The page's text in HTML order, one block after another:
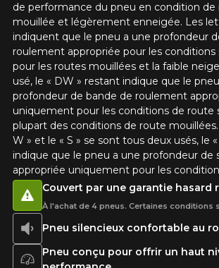
de performance du pneu en condition de
mouillée et légèrement enneigée. Les
indiquent que le pneu a une profondeur
roulement appropriée pour les conditions
pour les routes mouillées et la faible
usé, le « DW » restant indique que le
profondeur de bande de roulement
uniquement pour les conditions de route
plupart des conditions de route
W » et le « S » se sont tous deux usés, le
indique que le pneu a une profondeur de
appropriée uniquement pour les
Pneu silencieux confortable au
Pneu conçu pour offrir un haut
Couvert par une garantie hasard
À l'achat de 4 pneus. Certaines conditions